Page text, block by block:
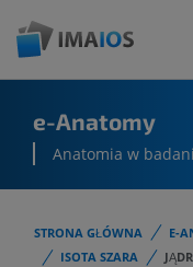
e-Anatomy
Anatomia w
STRONA GŁÓWNA E-
ISOTA SZARA